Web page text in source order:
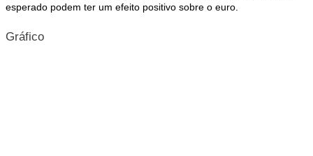
esperado podem ter um efeito positivo sobre o euro.
Gráfico